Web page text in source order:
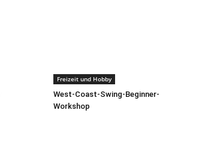
Freizeit und Hobby
West-Coast-Swing-Beginner-
Workshop